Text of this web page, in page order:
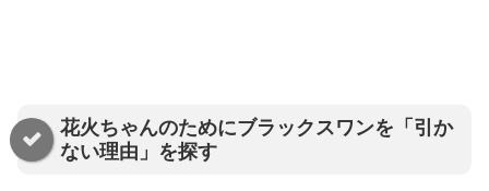
花火ちゃんのためにブラックスワンを「引か
ない理由」を探す